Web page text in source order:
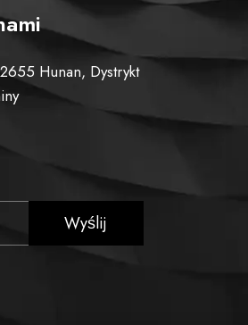
Hunan, Dystrykt
Wyślij